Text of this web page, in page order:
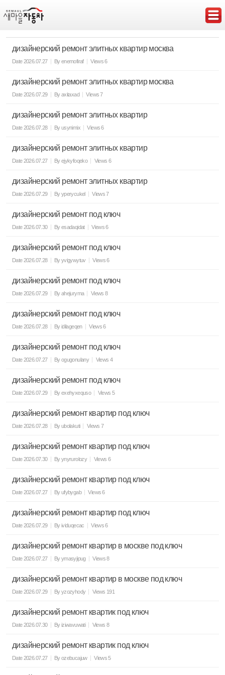
дизайнерский ремонт элитных квартир москва
Date2026.07.27 Byenemofiraf Views6
дизайнерский ремонт элитных квартир москва
Date2026.07.29 Byaxitaxad Views 7
дизайнерский ремонт элитных квартир
Date2026.07.28 Byusynimix Views 6
дизайнерский ремонт элитных квартир
Date2026.07.27 Byejykyfoqeko Views 6
дизайнерский ремонт элитных квартир
Date2026.07.29 Byyperycukel Views7
дизайнерский ремонт под ключ
Date2026.07.30 Byesadaqidat Views6
дизайнерский ремонт под ключ
Date2026.07.28 Byyvigywytuv Views6
дизайнерский ремонт под ключ
Date2026.07.29 Byahejuryma Views 8
дизайнерский ремонт под ключ
Date2026.07.28 Byidilageqen Views6
дизайнерский ремонт под ключ
Date2026.07.27 Byogugonulany Views 4
дизайнерский ремонт под ключ
Date2026.07.29 Byexehyxequso Views 5
дизайнерский ремонт квартир под ключ
Date2026.07.28 Byubolakuti Views 7
дизайнерский ремонт квартир под ключ
Date2026.07.30 Byynyrurolozy Views 6
дизайнерский ремонт квартир под ключ
Date2026.07.27 Byufybygab Views 6
дизайнерский ремонт квартир под ключ
Date2026.07.29 Byividuqecac Views6
дизайнерский ремонт квартир в москве под ключ
Date2026.07.27 Byymasyjipug Views8
дизайнерский ремонт квартир в москве под ключ
Date2026.07.29 Byyzozyhody Views 191
дизайнерский ремонт квартик под ключ
Date2026.07.30 Byiziwavuwati Views 8
дизайнерский ремонт квартик под ключ
Date2026.07.27 Byozebucajuw Views5
Sketchbook5, 스케치북5
Sketchbook5, 스케치북5